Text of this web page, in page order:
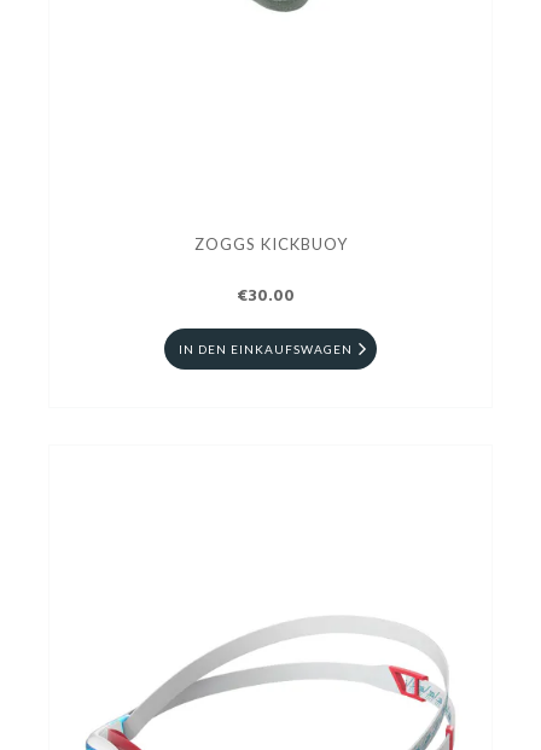
ZOGGS KICKBUOY
€30.00
IN DEN EINKAUFSWAGEN